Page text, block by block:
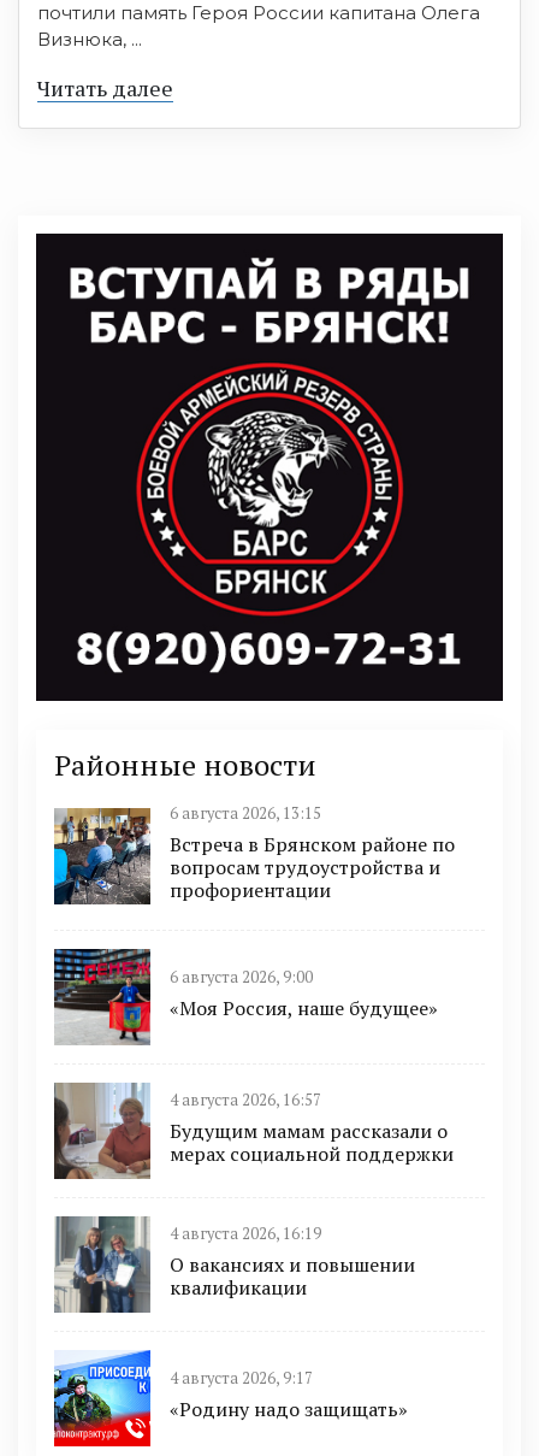
почтили память Героя России капитана Олега
Визнюка, ...
Читать далее
Районные новости
6 августа 2026, 13:15
Встреча в Брянском районе по
вопросам трудоустройства и
профориентации
6 августа 2026, 9:00
«Моя Россия, наше будущее»
4 августа 2026, 16:57
Будущим мамам рассказали о
мерах социальной поддержки
4 августа 2026, 16:19
О вакансиях и повышении
квалификации
4 августа 2026, 9:17
«Родину надо защищать»